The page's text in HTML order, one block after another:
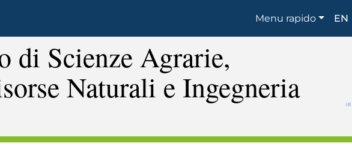
contenuto
principale
Shortcuts
Menu rapido EN
di Scienze Agrarie,
Naturali e Ingegneria